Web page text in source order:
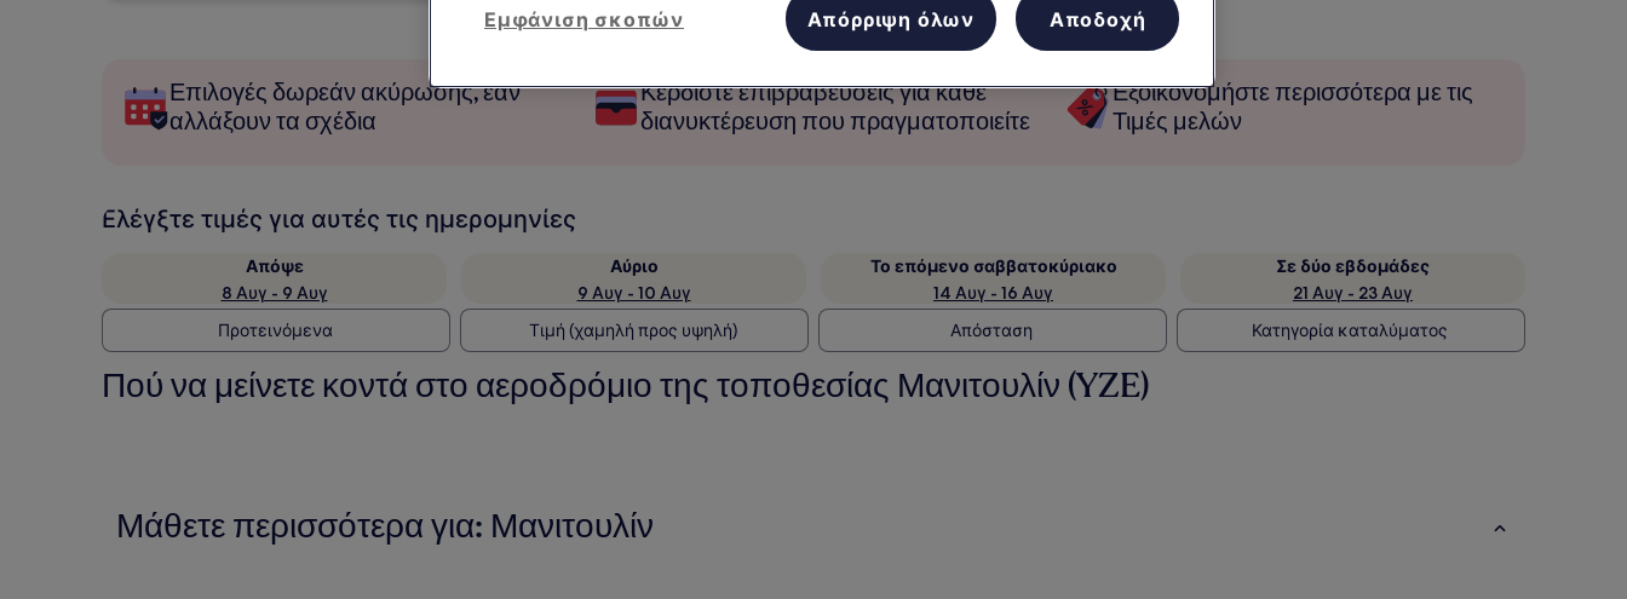
Επιλογές δωρεάν ακύρωσης, εάν
αλλάξουν τα σχέδια
Κερδίστε επιβραβεύσεις για κάθε
διανυκτέρευση που πραγματοποιείτε
Εξοικονομήστε περισσότερα με τις
Τιμές μελών
Ελέγξτε τιμές για αυτές τις ημερομηνίες
Απόψε
8 Αυγ - 9 Αυγ
Αύριο
9 Αυγ - 10 Αυγ
Το επόμενο σαββατοκύριακο
14 Αυγ - 16 Αυγ
Σε δύο εβδομάδες
21 Αυγ - 23 Αυγ
Προτεινόμενα
Τιμή (χαμηλή προς υψηλή) Απόσταση Κατηγορία καταλύματος
Πού να μείνετε κοντά στο αεροδρόμιο της τοποθεσίας Μανιτουλίν (YZE)
Μάθετε περισσότερα για: Μανιτουλίν
Εμφάνιση σκοπών Απόρριψη όλων Αποδοχή